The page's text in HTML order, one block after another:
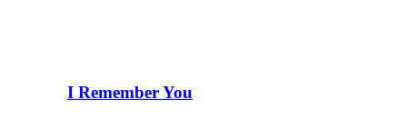
I Remember You